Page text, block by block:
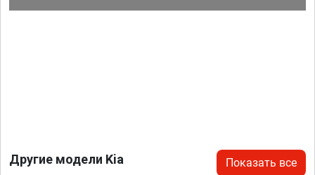
Другие модели Kia Показать все